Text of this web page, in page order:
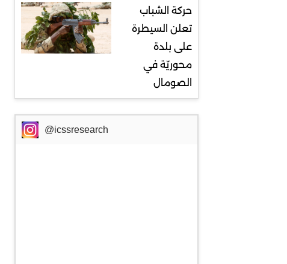
حركة الشباب
تعلن السيطرة
على بلدة
محوريّة في
الصومال
@icssresearch